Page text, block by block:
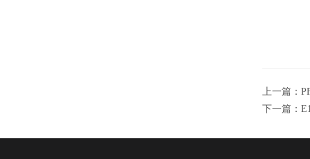
上一篇：
下一篇：